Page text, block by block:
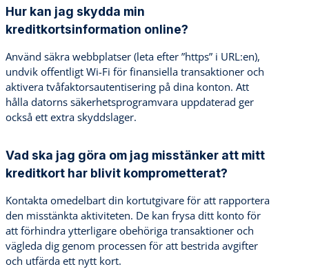
Hur kan jag skydda min
kreditkortsinformation online?
Använd säkra webbplatser (leta efter ”https” i URL:en),
undvik offentligt Wi-Fi för finansiella transaktioner och
aktivera tvåfaktorsautentisering på dina konton. Att
hålla datorns säkerhetsprogramvara uppdaterad ger
också ett extra skyddslager.
Vad ska jag göra om jag misstänker att mitt
kreditkort har blivit komprometterat?
Kontakta omedelbart din kortutgivare för att rapportera
den misstänkta aktiviteten. De kan frysa ditt konto för
att förhindra ytterligare obehöriga transaktioner och
vägleda dig genom processen för att bestrida avgifter
och utfärda ett nytt kort.